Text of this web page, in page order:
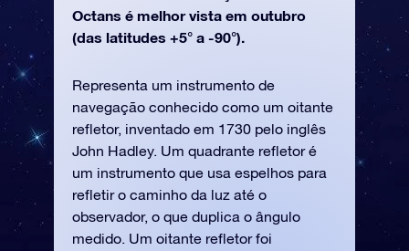
Octans é melhor vista em outubro
(das latitudes +5° a -90°).
Representa um instrumento de
navegação conhecido como um oitante
refletor, inventado em 1730 pelo inglês
John Hadley. Um quadrante refletor é
um instrumento que usa espelhos para
refletir o caminho da luz até o
observador, o que duplica o ângulo
medido. Um oitante refletor foi